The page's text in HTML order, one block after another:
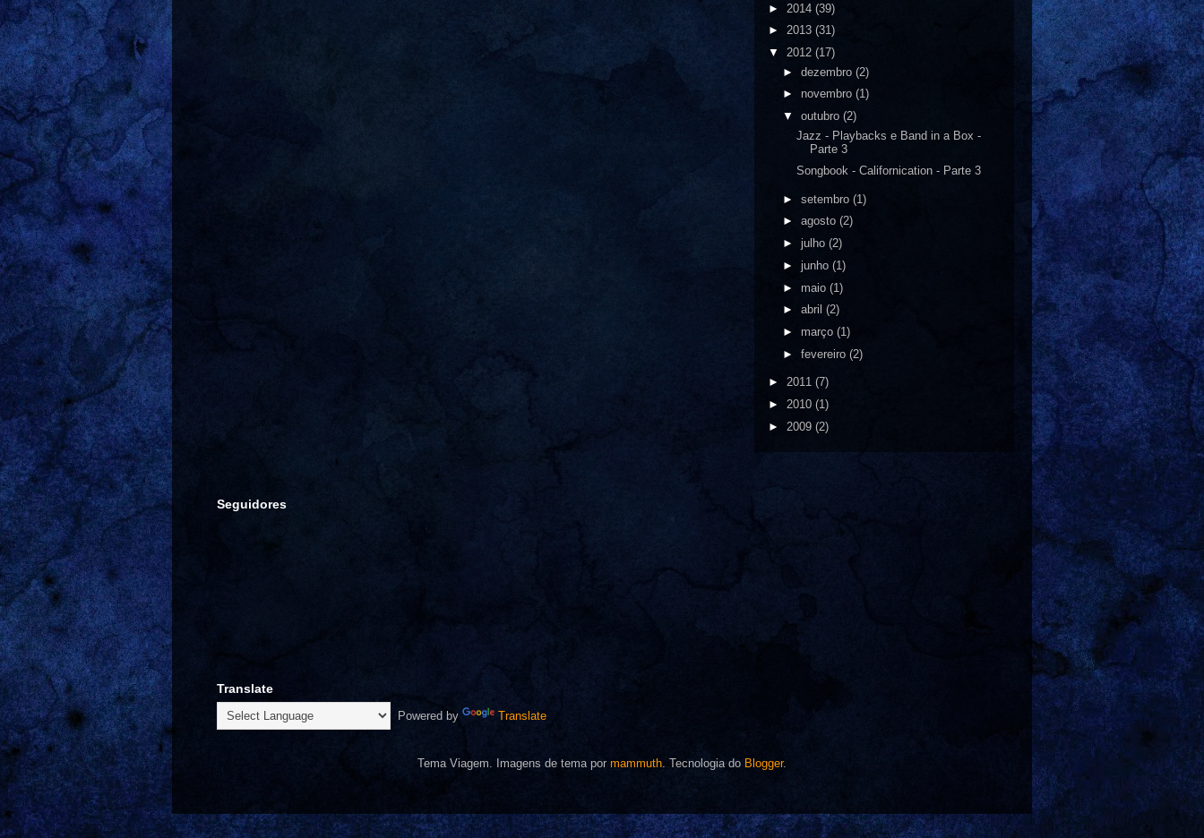
► 2014 (39)
► 2013 (31)
▼ 2012 (17)
► dezembro (2)
► novembro (1)
▼ outubro (2)
Jazz - Playbacks e Band in a Box -
Parte 3
Songbook - Californication - Parte 3
► setembro (1)
► agosto (2)
► julho (2)
► junho (1)
► maio (1)
► abril (2)
► março (1)
► fevereiro (2)
► 2011 (7)
► 2010 (1)
► 2009 (2)
Seguidores
Translate
Powered by Translate
Tema Viagem. Imagens de tema por mammuth. Tecnologia do Blogger.